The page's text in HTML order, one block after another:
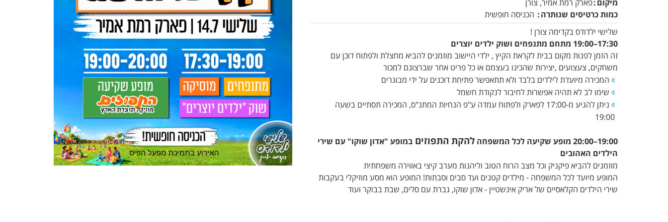
מיקום פארק רמת אמיר, צורן
כמות כרטיסים שנותרה
הכניסה חופשית
שלישי ילדודס בקדימה צורן !
17:30–19:00 מתחם מתנפחים ושוק ילדים יוצרים
זה הזמן לפנות מקום בבית לקראת הקיץ , ילדי היישוב מוזמנים להביא מחצלת ולפתוח דוכן עם
משחקים, צעצועים ,יצירות שהכינו בעצמם או כל פריט אחר שברצונם למכור
המכירה מיועדת לילדים בלבד ולא תתאפשר פתיחת דוכנים על ידי מבוגרים
שימו לב לא תהיה אפשרות לחיבור לנקודת חשמל
ניתן להגיע מ-17:00 לפארק ולפתוח עמדה ע"פ הנחיות המתנ"ס, המכירה תסתיים בשעה
19:00
19:00–20:00 מופע שקיעה לכל המשפחה להקת התפוזים במופע "אדון שוקו" עם שירי
הילדים האהובים
מוזמנים להביא פיקניק וכל מצב הרוח הטוב וליהנות מערב קיצי באווירה משפחתית
המופע מיועד לכל המשפחה - מילדים קטנים ועד סבים וסבתות! המופע הוא מסע מוזיקלי בעקבות
שירי הילדים הקלאסיים של אריק אינשטיין - אדון שוקו, גברת עם סלים, שבת בבוקר ועוד